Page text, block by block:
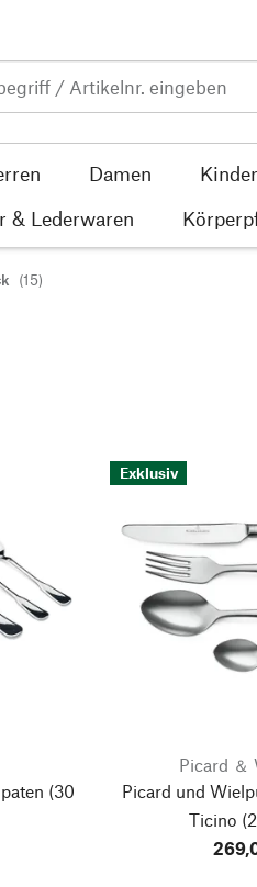
Damen Kinder
& Lederwaren
(15)
(30
Exklusiv
Picard ＆
Picard und
Ticino